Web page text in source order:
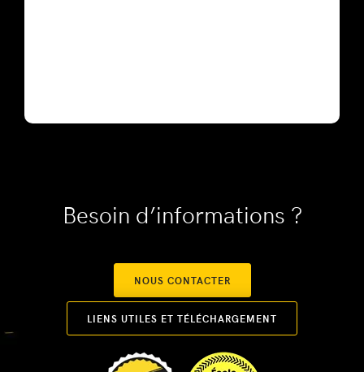
Besoin d’informations ?
NOUS CONTACTER
LIENS UTILES ET TÉLÉCHARGEMENT